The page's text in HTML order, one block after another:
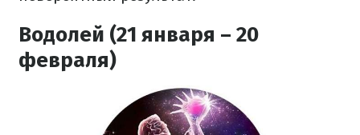
Водолей (21 января – 20
февраля)